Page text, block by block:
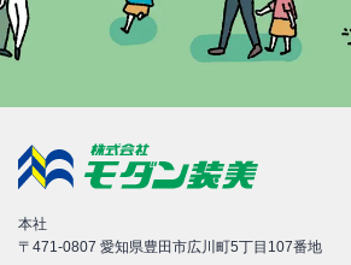
本社
〒471-0807 愛知県豊田市広川町5丁目107番地